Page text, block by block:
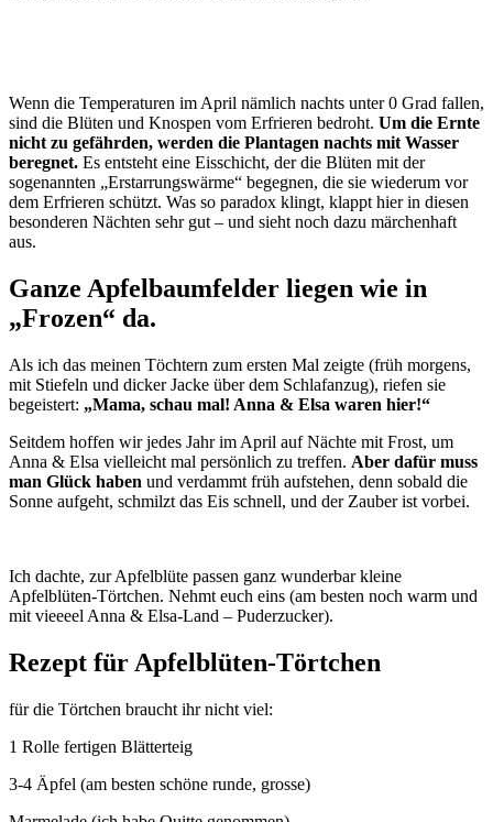
Wenn die Temperaturen im April nämlich nachts unter 0 Grad fallen,
sind die Blüten und Knospen vom Erfrieren bedroht. Um die Ernte
nicht zu gefährden, werden die Plantagen nachts mit Wasser
beregnet. Es entsteht eine Eisschicht, der die Blüten mit der
sogenannten „Erstarrungswärme“ begegnen, die sie wiederum vor
dem Erfrieren schützt. Was so paradox klingt, klappt hier in diesen
besonderen Nächten sehr gut – und sieht noch dazu märchenhaft
aus.
Ganze Apfelbaumfelder liegen wie in
„Frozen“ da.
Als ich das meinen Töchtern zum ersten Mal zeigte (früh morgens,
mit Stiefeln und dicker Jacke über dem Schlafanzug), riefen sie
begeistert: „Mama, schau mal! Anna & Elsa waren hier!“
Seitdem hoffen wir jedes Jahr im April auf Nächte mit Frost, um
Anna & Elsa vielleicht mal persönlich zu treffen. Aber dafür muss
man Glück haben und verdammt früh aufstehen, denn sobald die
Sonne aufgeht, schmilzt das Eis schnell, und der Zauber ist vorbei.
Ich dachte, zur Apfelblüte passen ganz wunderbar kleine
Apfelblüten-Törtchen. Nehmt euch eins (am besten noch warm und
mit vieeeel Anna & Elsa-Land – Puderzucker).
Rezept für Apfelblüten-Törtchen
für die Törtchen braucht ihr nicht viel:
1 Rolle fertigen Blätterteig
3-4 Äpfel (am besten schöne runde, grosse)